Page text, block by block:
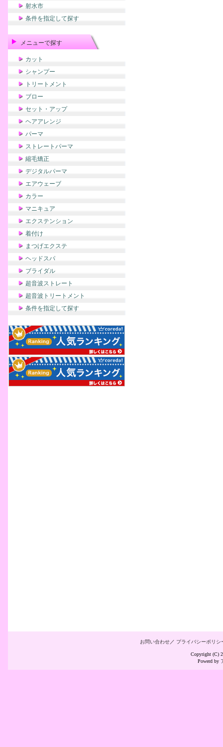
射水市
条件を指定して探す
メニューで探す
カット
シャンプー
トリートメント
ブロー
セット・アップ
ヘアアレンジ
パーマ
ストレートパーマ
縮毛矯正
デジタルパーマ
エアウェーブ
カラー
マニキュア
エクステンション
着付け
まつげエクステ
ヘッドスパ
ブライダル
超音波ストレート
超音波トリートメント
条件を指定して探す
お問い合わせ／ プライバシーポリシ
Copyright (C)
Powerd by